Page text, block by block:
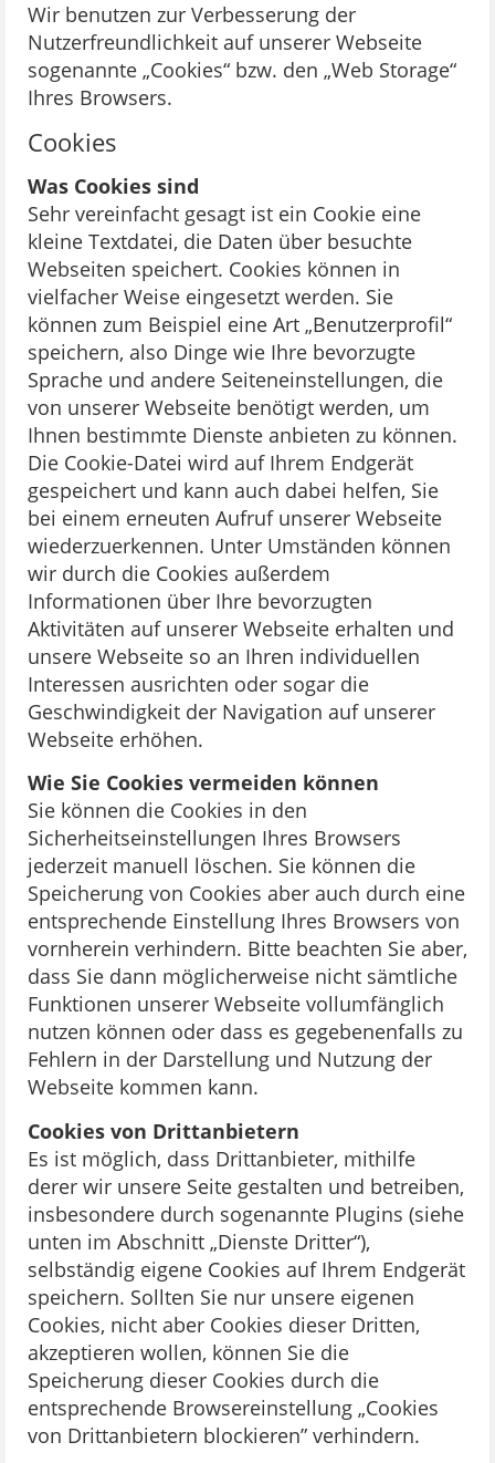
Wir benutzen zur Verbesserung der
Nutzerfreundlichkeit auf unserer Webseite
sogenannte „Cookies“ bzw. den „Web Storage“
Ihres Browsers.
Cookies
Was Cookies sind
Sehr vereinfacht gesagt ist ein Cookie eine
kleine Textdatei, die Daten über besuchte
Webseiten speichert. Cookies können in
vielfacher Weise eingesetzt werden. Sie
können zum Beispiel eine Art „Benutzerprofil“
speichern, also Dinge wie Ihre bevorzugte
Sprache und andere Seiteneinstellungen, die
von unserer Webseite benötigt werden, um
Ihnen bestimmte Dienste anbieten zu können.
Die Cookie-Datei wird auf Ihrem Endgerät
gespeichert und kann auch dabei helfen, Sie
bei einem erneuten Aufruf unserer Webseite
wiederzuerkennen. Unter Umständen können
wir durch die Cookies außerdem
Informationen über Ihre bevorzugten
Aktivitäten auf unserer Webseite erhalten und
unsere Webseite so an Ihren individuellen
Interessen ausrichten oder sogar die
Geschwindigkeit der Navigation auf unserer
Webseite erhöhen.
Wie Sie Cookies vermeiden können
Sie können die Cookies in den
Sicherheitseinstellungen Ihres Browsers
jederzeit manuell löschen. Sie können die
Speicherung von Cookies aber auch durch eine
entsprechende Einstellung Ihres Browsers von
vornherein verhindern. Bitte beachten Sie aber,
dass Sie dann möglicherweise nicht sämtliche
Funktionen unserer Webseite vollumfänglich
nutzen können oder dass es gegebenenfalls zu
Fehlern in der Darstellung und Nutzung der
Webseite kommen kann.
Cookies von Drittanbietern
Es ist möglich, dass Drittanbieter, mithilfe
derer wir unsere Seite gestalten und betreiben,
insbesondere durch sogenannte Plugins (siehe
unten im Abschnitt „Dienste Dritter“),
selbständig eigene Cookies auf Ihrem Endgerät
speichern. Sollten Sie nur unsere eigenen
Cookies, nicht aber Cookies dieser Dritten,
akzeptieren wollen, können Sie die
Speicherung dieser Cookies durch die
entsprechende Browsereinstellung „Cookies
von Drittanbietern blockieren” verhindern.